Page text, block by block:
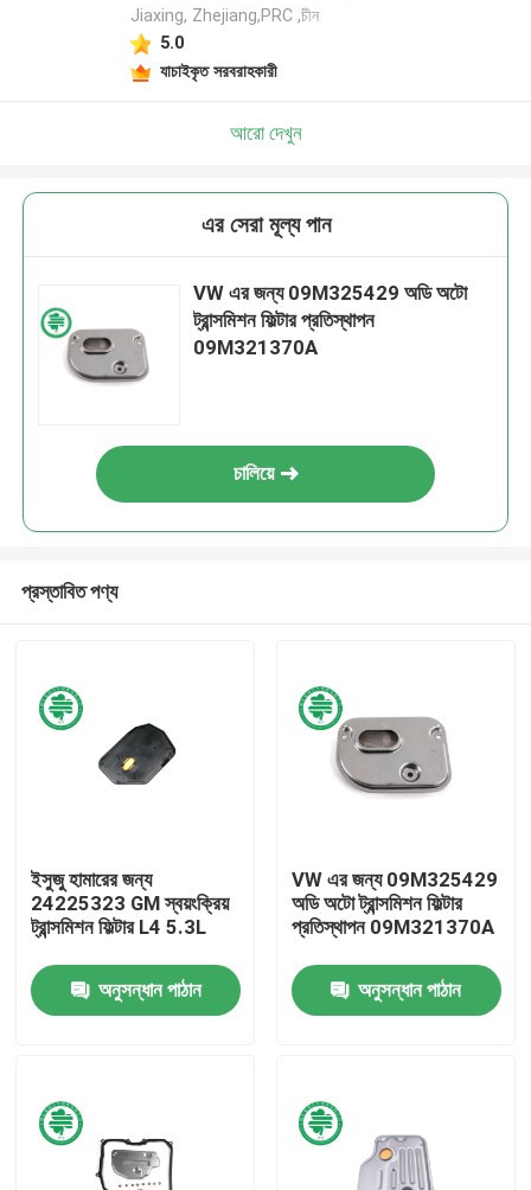
পণ্য
Jiaxing, Zhejiang,PRC ,চীন
5.0
যাচাইকৃত সরবরাহকারী
আরো দেখুন
এর সেরা মূল্য পান
VW এর জন্য 09M325429 অডি অটো
ট্রান্সমিশন ফিল্টার প্রতিস্থাপন
09M321370A
চালিয়ে
প্রস্তাবিত পণ্য
ইসুজু হামারের জন্য
24225323 GM স্বয়ংক্রিয়
ট্রান্সমিশন ফিল্টার L4 5.3L
অনুসন্ধান পাঠান
VW এর জন্য 09M325429
অডি অটো ট্রান্সমিশন ফিল্টার
প্রতিস্থাপন 09M321370A
অনুসন্ধান পাঠান